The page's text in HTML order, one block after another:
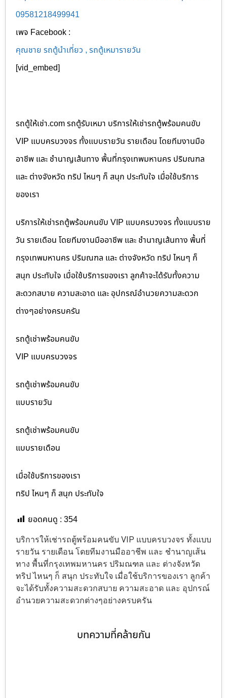
09581218499941
เพจ Facebook :
คุณชาย รถตู้นำเที่ยว , รถตู้เหมารายวัน
[vid_embed]
รถตู้ให้เช่า.com รถตู้รับเหมา บริการให้เช่ารถตู้พร้อมคนขับ
VIP แบบครบวงจร ทั้งแบบรายวัน รายเดือน โดยทีมงานมือ
อาชีพ และ ชำนาญเส้นทาง พื้นที่กรุงเทพมหานคร ปริมณฑล
และ ต่างจังหวัด ทริป ไหนๆ ก็ สนุก ประทับใจ เมื่อใช้บริการ
ของเรา
บริการให้เช่ารถตู้พร้อมคนขับ VIP แบบครบวงจร ทั้งแบบราย
วัน รายเดือน โดยทีมงานมืออาชีพ และ ชำนาญเส้นทาง พื้นที่
กรุงเทพมหานคร ปริมณฑล และ ต่างจังหวัด ทริป ไหนๆ ก็
สนุก ประทับใจ เมื่อใช้บริการของเรา ลูกค้าจะได้รับทั้งความ
สะดวกสบาย ความสะอาด และ อุปกรณ์อำนวยความสะดวก
ต่างๆอย่างครบครัน
รถตู้เช่าพร้อมคนขับ
VIP แบบครบวงจร
รถตู้เช่าพร้อมคนขับ
แบบรายวัน
รถตู้เช่าพร้อมคนขับ
แบบรายเดือน
เมื่อใช้บริการของเรา
ทริป ไหนๆ ก็ สนุก ประทับใจ
ยอดคนดู : 354
บริการให้เช่ารถตู้พร้อมคนขับ VIP แบบครบวงจร ทั้งแบบ
รายวัน รายเดือน โดยทีมงานมืออาชีพ และ ชำนาญเส้น
ทาง พื้นที่กรุงเทพมหานคร ปริมณฑล และ ต่างจังหวัด
ทริป ไหนๆ ก็ สนุก ประทับใจ เมื่อใช้บริการของเรา ลูกค้า
จะได้รับทั้งความสะดวกสบาย ความสะอาด และ อุปกรณ์
อำนวยความสะดวกต่างๆอย่างครบครัน
บทความที่คล้ายกัน